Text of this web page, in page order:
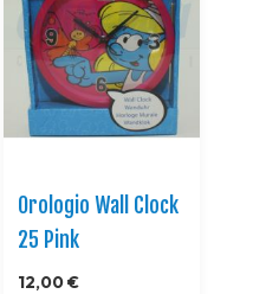
Orologio Wall Clock
25 Pink
12,00 €